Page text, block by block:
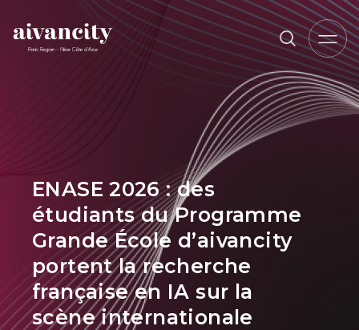
Aller au contenu principal
Fil d'Ariane
ENASE 2026 : des
étudiants du Programme
Grande École d’aivancity
portent la recherche
française en IA sur la
scène internationale